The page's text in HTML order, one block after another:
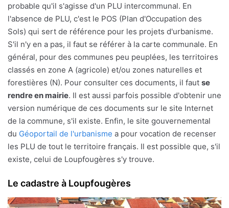
probable qu'il s'agisse d'un PLU intercommunal. En
l'absence de PLU, c'est le POS (Plan d'Occupation des
Sols) qui sert de référence pour les projets d'urbanisme.
S'il n'y en a pas, il faut se référer à la carte communale. En
général, pour des communes peu peuplées, les territoires
classés en zone A (agricole) et/ou zones naturelles et
forestières (N). Pour consulter ces documents, il faut se
rendre en mairie. Il est aussi parfois possible d'obtenir une
version numérique de ces documents sur le site Internet
de la commune, s'il existe. Enfin, le site gouvernemental
du Géoportail de l'urbanisme a pour vocation de recenser
les PLU de tout le territoire français. Il est possible que, s'il
existe, celui de Loupfougères s'y trouve.
Le cadastre à Loupfougères